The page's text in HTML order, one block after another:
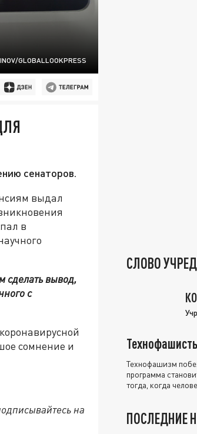
GLOBALLOOKPRESS
сенаторов.
выдал
в
сделать вывод,
с
сомнение и
на
СЛОВО
Технофашизм
программа
тогда, когда
ПОСЛЕДНИЕ